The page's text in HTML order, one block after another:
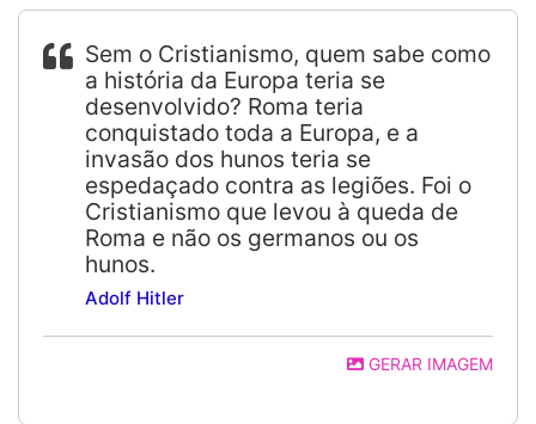
Sem o Cristianismo, quem sabe como
a história da Europa teria se
desenvolvido? Roma teria
conquistado toda a Europa, e a
invasão dos hunos teria se
espedaçado contra as legiões. Foi o
Cristianismo que levou à queda de
Roma e não os germanos ou os
hunos.
Adolf Hitler
GERAR IMAGEM